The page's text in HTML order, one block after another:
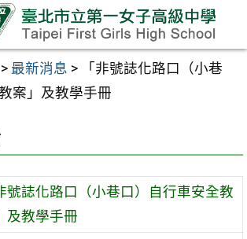
> 最新消息 >
「非號誌化路口（小巷
案」及教學手冊
號誌化路口（小巷口）自行車安全教
及教學手冊